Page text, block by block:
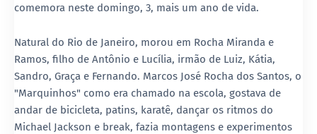
comemora neste domingo, 3, mais um ano de vida.
Natural do Rio de Janeiro, morou em Rocha Miranda e
Ramos, filho de Antônio e Lucília, irmão de Luiz, Kátia,
Sandro, Graça e Fernando. Marcos José Rocha dos Santos, o
"Marquinhos" como era chamado na escola, gostava de
andar de bicicleta, patins, karatê, dançar os ritmos do
Michael Jackson e break, fazia montagens e experimentos